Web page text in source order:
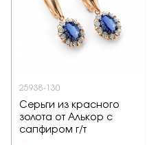
25938-130
Серьги из красного
золота от Алькор с
сапфиром г/т